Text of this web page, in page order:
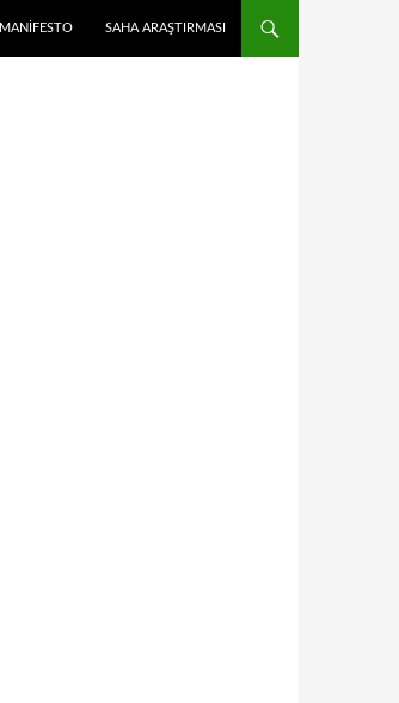
MANIFESTO SAHA ARAŞTIRMASI